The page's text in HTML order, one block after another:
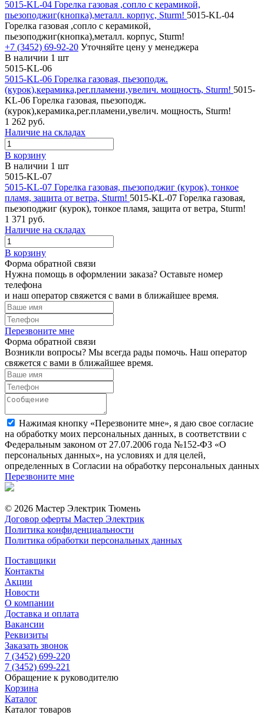
5015-KL-04 Горелка газовая ,сопло с керамикой,
пьезоподжиг(кнопка),металл. корпус, Sturm! 5015-KL-04
Горелка газовая ,сопло с керамикой,
пьезоподжиг(кнопка),металл. корпус, Sturm!
+7 (3452) 69-92-20 Уточняйте цену у менеджера
В наличии 1 шт
5015-KL-06
5015-KL-06 Горелка газовая, пьезоподж.
(курок),керамика,рег.пламени,увелич. мощность, Sturm! 5015-
KL-06 Горелка газовая, пьезоподж.
(курок),керамика,рег.пламени,увелич. мощность, Sturm!
1 262 руб.
Наличие на складах
В корзину
В наличии 1 шт
5015-KL-07
5015-KL-07 Горелка газовая, пьезоподжиг (курок), тонкое
пламя, защита от ветра, Sturm! 5015-KL-07 Горелка газовая,
пьезоподжиг (курок), тонкое пламя, защита от ветра, Sturm!
1 371 руб.
Наличие на складах
В корзину
Форма обратной связи
Нужна помощь в оформлении заказа? Оставьте номер
телефона
и наш оператор свяжется с вами в ближайшее время.
Перезвоните мне
Форма обратной связи
Возникли вопросы? Мы всегда рады помочь. Наш оператор
свяжется с вами в ближайшее время.
Нажимая кнопку «Перезвоните мне», я даю свое согласие
на обработку моих персональных данных, в соответствии с
Федеральным законом от 27.07.2006 года №152-ФЗ «О
персональных данных», на условиях и для целей,
определенных в Согласии на обработку персональных данных
Перезвоните мне
© 2026 Мастер Электрик Тюмень
Договор оферты Мастер Электрик
Политика конфиденциальности
Политика обработки персональных данных
Поставщики
Контакты
Акции
Новости
О компании
Доставка и оплата
Вакансии
Реквизиты
Заказать звонок
7 (3452) 699-220
7 (3452) 699-221
Обращение к руководителю
Корзина
Каталог
Каталог товаров